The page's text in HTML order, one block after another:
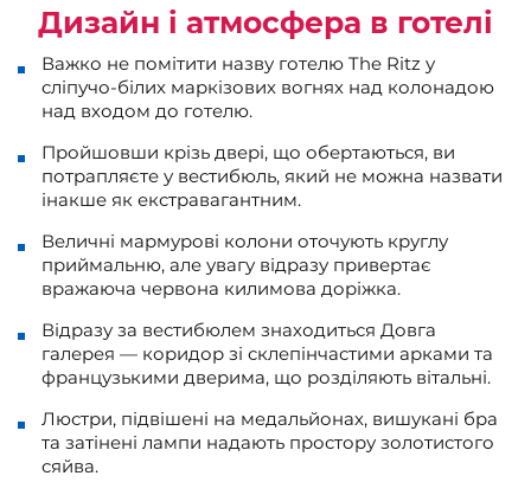
Дизайн і атмосфера в готелі
Важко не помітити назву готелю The Ritz у
сліпучо-білих маркізових вогнях над колонадою
над входом до готелю.
Пройшовши крізь двері, що обертаються, ви
потрапляєте у вестибюль, який не можна назвати
інакше як екстравагантним.
Величні мармурові колони оточують круглу
приймальню, але увагу відразу привертає
вражаюча червона килимова доріжка.
Відразу за вестибюлем знаходиться Довга
галерея — коридор зі склепінчастими арками та
французькими дверима, що розділяють вітальні.
Люстри, підвішені на медальйонах, вишукані бра
та затінені лампи надають простору золотистого
сяйва.